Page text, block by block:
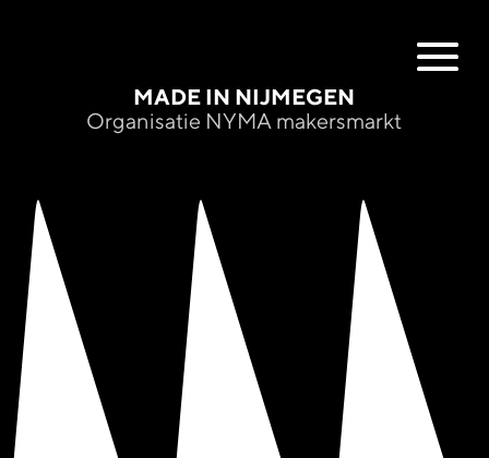
MADE IN NIJMEGEN
Organisatie NYMA makersmarkt